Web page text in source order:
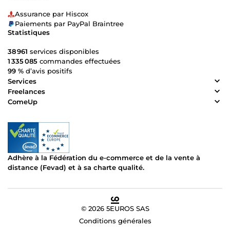
Assurance par Hiscox
Paiements par PayPal Braintree
Statistiques
38 961 services disponibles
1 335 085 commandes effectuées
99 % d’avis positifs
Services
Freelances
ComeUp
Adhère à la Fédération du e-commerce et de la vente à
distance (Fevad) et à sa charte qualité.
© 2026 5EUROS SAS
Conditions générales